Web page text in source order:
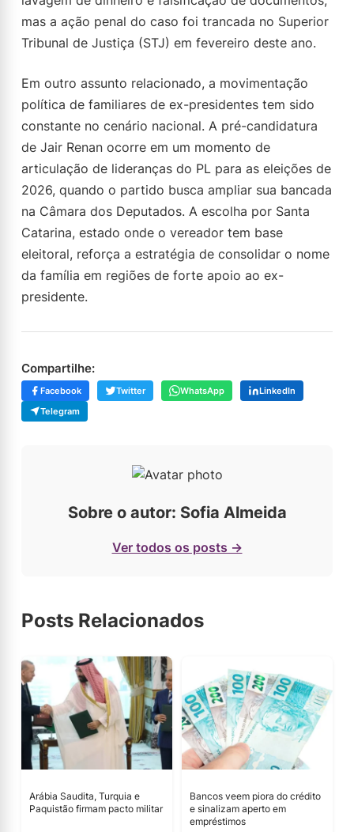
mas a ação penal do caso foi trancada no Superior
Tribunal de Justiça (STJ) em fevereiro deste ano.
Em outro assunto relacionado, a movimentação
política de familiares de ex-presidentes tem sido
constante no cenário nacional. A pré-candidatura
de Jair Renan ocorre em um momento de
articulação de lideranças do PL para as eleições de
2026, quando o partido busca ampliar sua bancada
na Câmara dos Deputados. A escolha por Santa
Catarina, estado onde o vereador tem base
eleitoral, reforça a estratégia de consolidar o nome
da família em regiões de forte apoio ao ex-
presidente.
Compartilhe:
Facebook Twitter WhatsApp
LinkedIn
Telegram
Sobre o autor: Sofia Almeida
Ver todos os posts →
Posts Relacionados
Arábia Saudita, Turquia e
Paquistão firmam pacto militar
Bancos veem piora do crédito
e sinalizam aperto em
empréstimos